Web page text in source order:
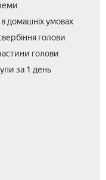
домашніх умовах
голови
голови
за 1 день